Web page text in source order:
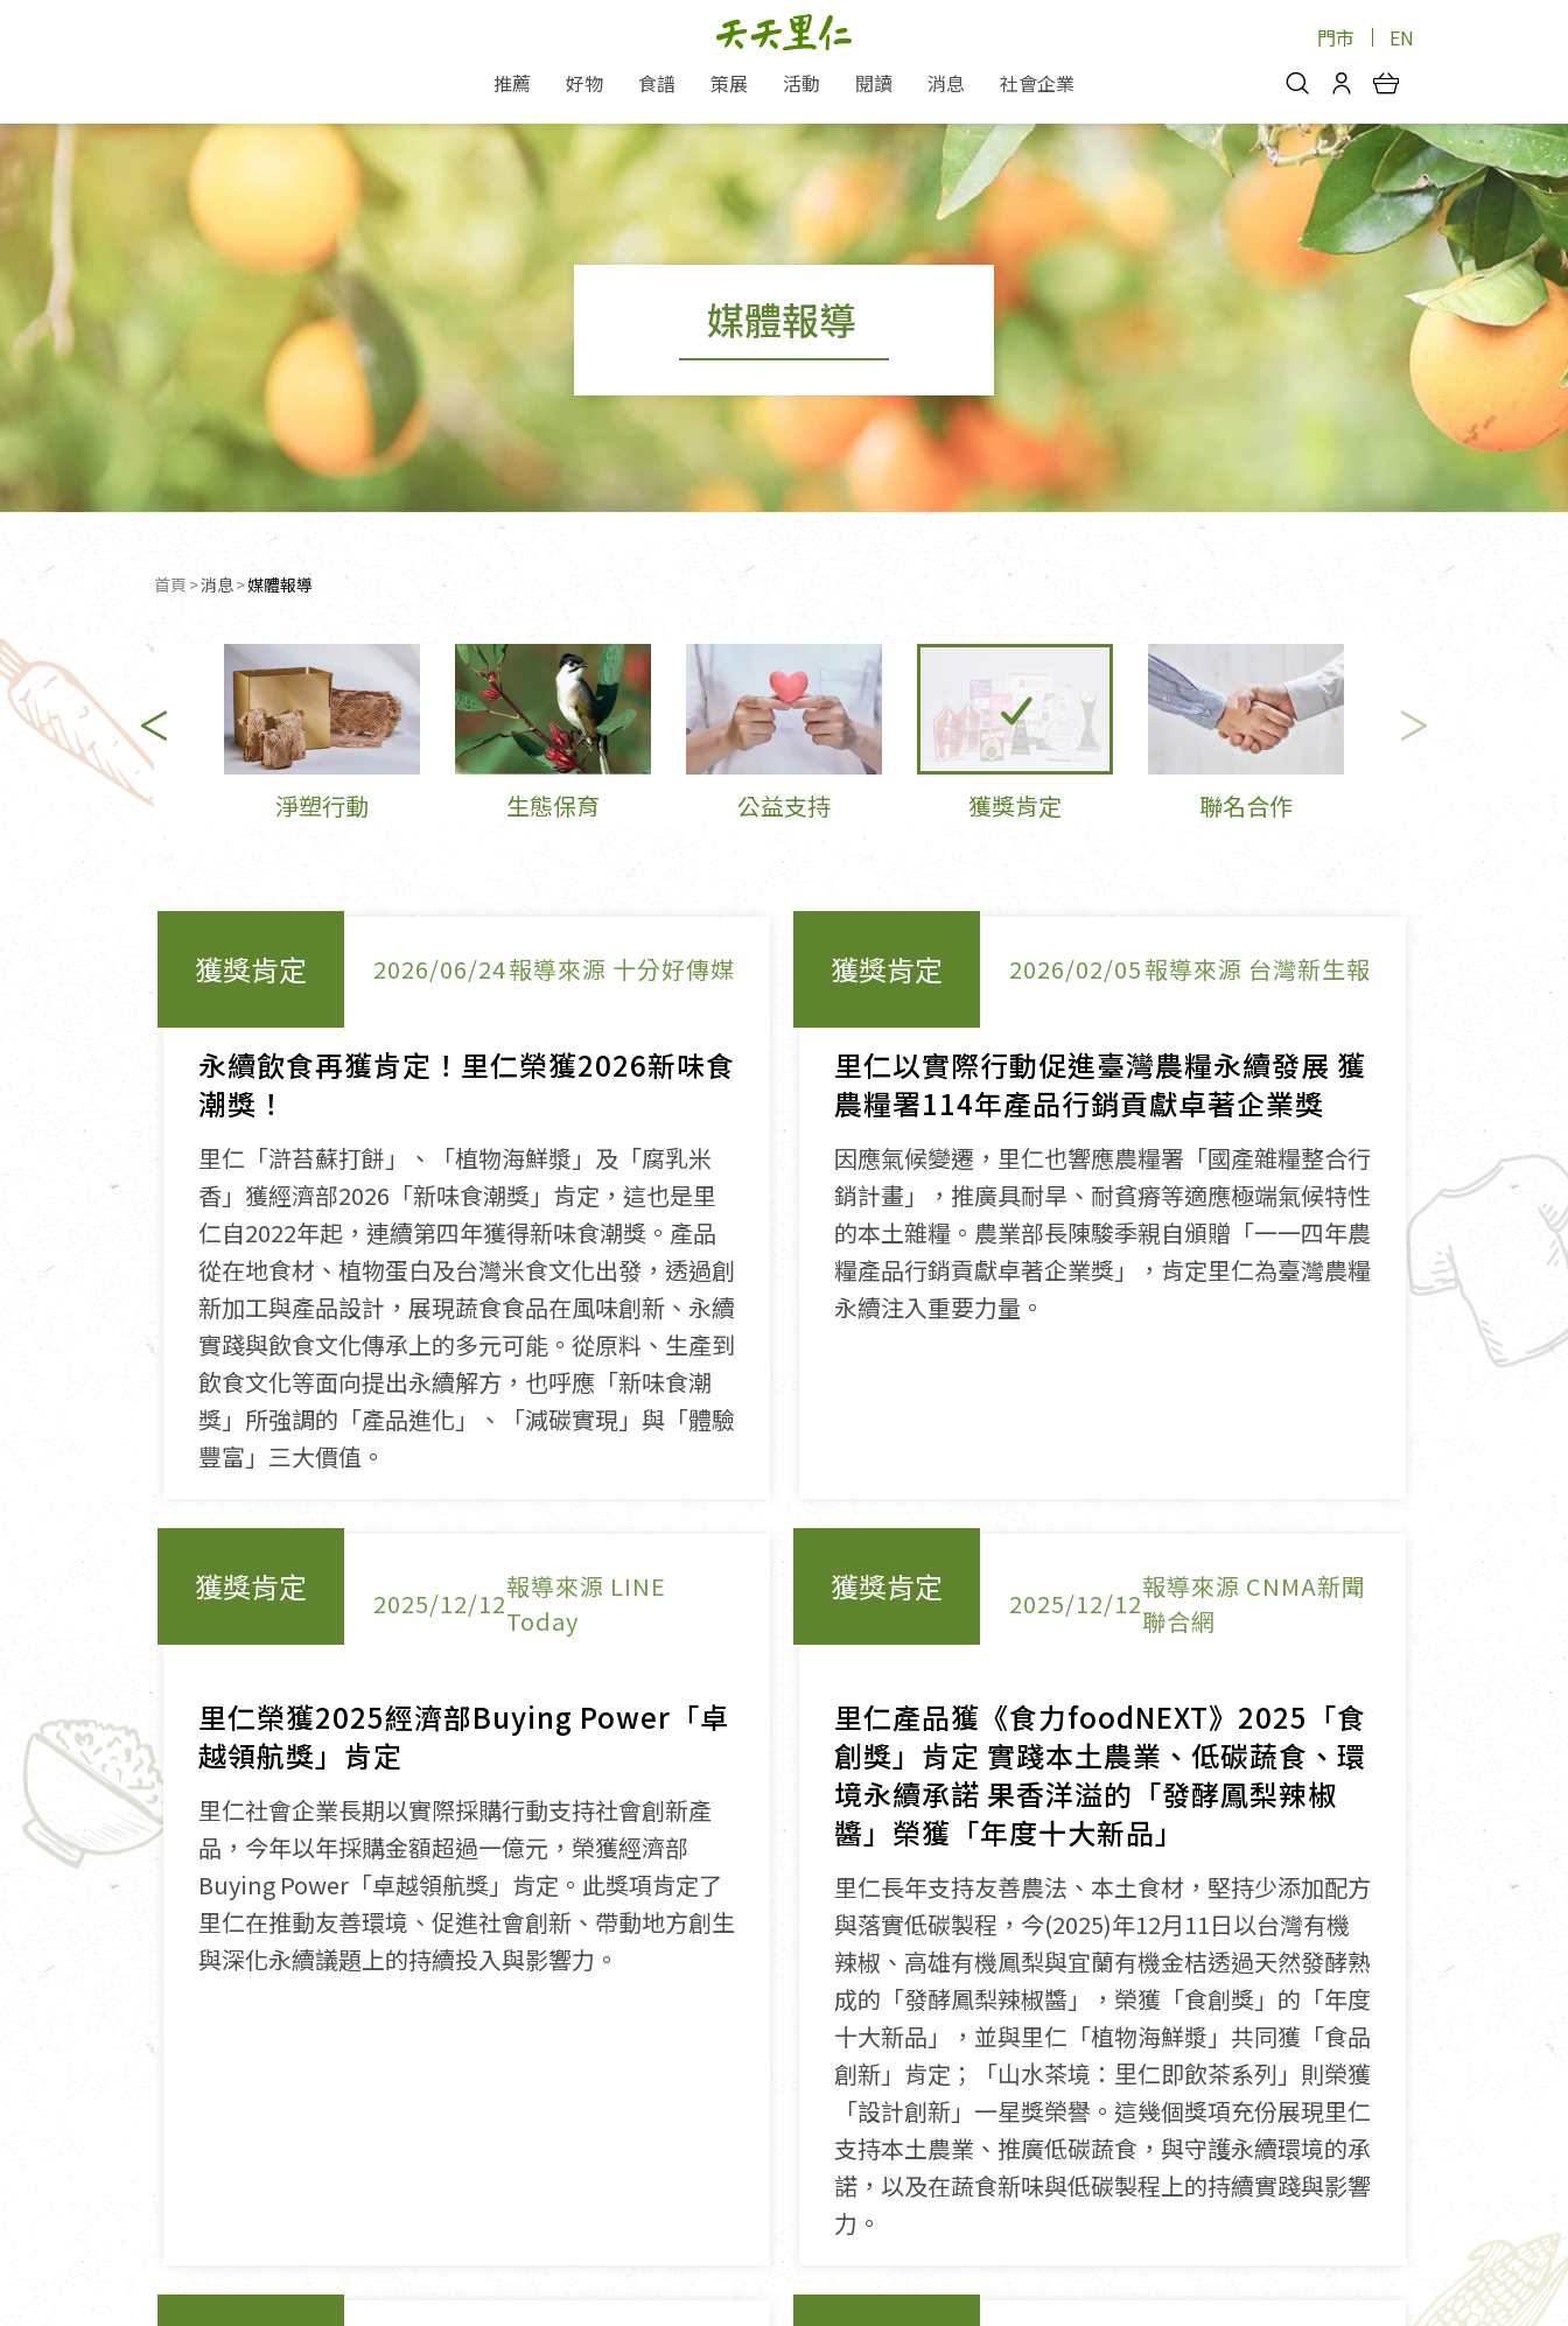
門市 EN
你好，歡迎光臨！
會員中心
我的優惠券
消費紀錄查詢
好文收藏
推薦
好康優惠
8月新品優惠
8月快閃商品優惠
中秋禮盒預購
7月惜福愛物
6月快閃商品-好評延長優惠
文化好書優惠
主題推薦
中秋送禮推薦
超值好物特惠
經典必買推薦
史瓦帝尼文化節
好物
米麵/調理食材
豆麥雜糧種子
乾貨/素料/植物肉
調味/醬料/烘焙食材
飲品/零食
豆漿/優格/植物奶
果汁/醋飲/飲料
茶/咖啡/花果茶
沖調飲/穀麥片
蜂蜜/椰奶
堅果/果乾
糖果/巧克力
即食料理/糕點
沖泡麵/粥/湯
熟食料理/調理包
粽子/蘿蔔糕/年糕
素鬆/醬菜
甜品/冰品
麵包/糕點
養身保健
保健食品
養身食品/飲品
中藥食材/調理包
安心蔬果
蔬果箱/禮盒
芽菜/菇
居家日用
廚房用具/家電/家飾
個人清潔保養
牙膏/牙刷/漱口水
洗髮/潤髮/染髮
身體清潔/保養
個人用品
衣飾鞋包
男裝
男內著居家
毛巾/浴巾/手帕
鞋襪
帽/口罩/配件/包包
嬰幼/兒童
圖書/宗教文物
佛儒書籍
敬經帛/書套
影音/圖書
文具禮品/禮券
燈/燃燈油
香
供具/修持用品
寵物專區
食譜
不限類別 醬料
湯品
策展
地球超載日：守護地球從生活
愛地球,吃蔬食就可以！
「里仁誠食市集」永續新體驗
減塑 一起來！
綠色保育-我們的田, 牠們的家
里仁「史瓦帝尼文化節」
活動
主題活動
會員專屬
產品推薦
閱讀
專題文章
農產品與農友
食品與廠商
用品與廠商
土地與生態
蔬食營養力
共好行動
里仁的努力
關注支持
本土優先
減塑微革命
友善耕作
支持弱勢
綠色保育
永續飲食
里仁為美刊物
消息
里仁新訊
分店動態
媒體報導
永續飲食
淨塑行動
公益支持
獲獎肯定
聯名合作
社會企業
品牌故事
里仁七大永續行動
產品/有機蔬果把關
大事記
加入會員
人才招募 門市資訊
媒體報導
首頁 消息 目前頁面：
媒體報導
永續飲食 淨塑行動 生態保育 公益支持 獲獎肯定 聯名合作
獲獎肯定 2026/06/24報導來源 十分好傳媒
永續飲食再獲肯定！里仁榮獲2026新味食
潮獎！
里仁「滸苔蘇打餅」、「植物海鮮漿」及「腐乳米
香」獲經濟部2026「新味食潮獎」肯定，這也是里
仁自2022年起，連續第四年獲得新味食潮獎。產品
從在地食材、植物蛋白及台灣米食文化出發，透過創
新加工與產品設計，展現蔬食食品在風味創新、永續
實踐與飲食文化傳承上的多元可能。從原料、生產到
飲食文化等面向提出永續解方，也呼應「新味食潮
獎」所強調的「產品進化」、「減碳實現」與「體驗
豐富」三大價值。
獲獎肯定 2026/02/05報導來源 台灣新生報
里仁以實際行動促進臺灣農糧永續發展 獲
農糧署114年產品行銷貢獻卓著企業獎
因應氣候變遷，里仁也響應農糧署「國產雜糧整合行
銷計畫」，推廣具耐旱、耐貧瘠等適應極端氣候特性
的本土雜糧。農業部長陳駿季親自頒贈「一一四年農
糧產品行銷貢獻卓著企業獎」，肯定里仁為臺灣農糧
永續注入重要力量。
獲獎肯定 2025/12/12
報導來源 LINE
Today
里仁榮獲2025經濟部Buying Power「卓
越領航獎」肯定
里仁社會企業長期以實際採購行動支持社會創新產
品，今年以年採購金額超過一億元，榮獲經濟部
Buying Power「卓越領航獎」肯定。此獎項肯定了
里仁在推動友善環境、促進社會創新、帶動地方創生
與深化永續議題上的持續投入與影響力。
獲獎肯定 2025/12/12
報導來源 CNMA新聞
聯合網
里仁產品獲《食力foodNEXT》2025「食
創獎」肯定 實踐本土農業、低碳蔬食、環
境永續承諾 果香洋溢的「發酵鳳梨辣椒
醬」榮獲「年度十大新品」
里仁長年支持友善農法、本土食材，堅持少添加配方
與落實低碳製程，今(2025)年12月11日以台灣有機
辣椒、高雄有機鳳梨與宜蘭有機金桔透過天然發酵熟
成的「發酵鳳梨辣椒醬」，榮獲「食創獎」的「年度
十大新品」，並與里仁「植物海鮮漿」共同獲「食品
創新」肯定；「山⽔茶境：⾥仁即飲茶系列」則榮獲
「設計創新」一星獎榮譽。這幾個獎項充份展現里仁
支持本土農業、推廣低碳蔬食，與守護永續環境的承
諾，以及在蔬食新味與低碳製程上的持續實踐與影響
力。